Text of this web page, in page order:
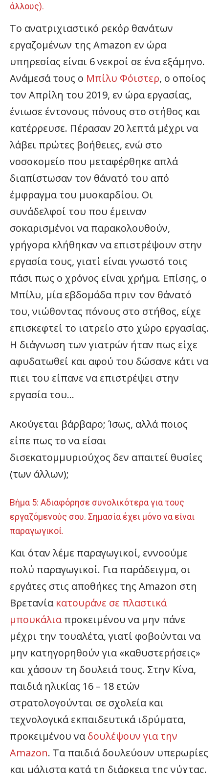
άλλους).
Το ανατριχιαστικό ρεκόρ θανάτων
εργαζομένων της Amazon εν ώρα
υπηρεσίας είναι 6 νεκροί σε ένα εξάμηνο.
Ανάμεσά τους ο Μπίλυ Φόιστερ, ο οποίος
τον Απρίλη του 2019, εν ώρα εργασίας,
ένιωσε έντονους πόνους στο στήθος και
κατέρρευσε. Πέρασαν 20 λεπτά μέχρι να
λάβει πρώτες βοήθειες, ενώ στο
νοσοκομείο που μεταφέρθηκε απλά
διαπίστωσαν τον θάνατό του από
έμφραγμα του μυοκαρδίου. Οι
συνάδελφοί του που έμειναν
σοκαρισμένοι να παρακολουθούν,
γρήγορα κλήθηκαν να επιστρέψουν στην
εργασία τους, γιατί είναι γνωστό τοις
πάσι πως ο χρόνος είναι χρήμα. Επίσης, ο
Μπίλυ, μία εβδομάδα πριν τον θάνατό
του, νιώθοντας πόνους στο στήθος, είχε
επισκεφτεί το ιατρείο στο χώρο εργασίας.
Η διάγνωση των γιατρών ήταν πως είχε
αφυδατωθεί και αφού του δώσανε κάτι να
πιει του είπανε να επιστρέψει στην
εργασία του…
Ακούγεται βάρβαρο; Ίσως, αλλά ποιος
είπε πως το να είσαι
δισεκατομμυριούχος δεν απαιτεί θυσίες
(των άλλων);
Βήμα 5: Αδιαφόρησε συνολικότερα για τους
εργαζόμενούς σου. Σημασία έχει μόνο να είναι
παραγωγικοί.
Και όταν λέμε παραγωγικοί, εννοούμε
πολύ παραγωγικοί. Για παράδειγμα, οι
εργάτες στις αποθήκες της Amazon στη
Βρετανία κατουράνε σε πλαστικά
μπουκάλιαπροκειμένου να μην πάνε
μέχρι την τουαλέτα, γιατί φοβούνται να
μην κατηγορηθούν για «καθυστερήσεις»
και χάσουν τη δουλειά τους. Στην Κίνα,
παιδιά ηλικίας 16 – 18 ετών
στρατολογούνται σε σχολεία και
τεχνολογικά εκπαιδευτικά ιδρύματα,
προκειμένου ναδουλέψουν για την
Amazon. Τα παιδιά δουλεύουν υπερωρίες
και μάλιστα κατά τη διάρκεια της νύχτας.